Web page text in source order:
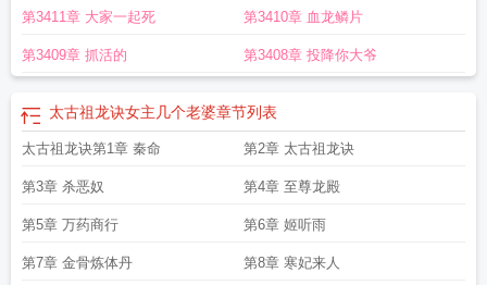
表太古祖龙诀百度百科 太古祖龙诀全文免费阅读无弹窗太古祖龙诀动漫免费观
炼等级划分 太古祖龙诀女主有几个 太古祖龙诀下书网太古祖龙诀秦命有几个女
人太古祖龙诀几个女主太古祖龙诀TXT电子书太古祖龙诀txt啃书阁太古祖龙
诀秦命境界划分太古祖龙诀凌千月结局太古祖龙诀 第1114章
沁结局如何太古祖龙诀TXT奇书网太古祖龙诀全文TXT太古祖龙诀修炼境界划
分太古祖龙诀TXT百度太古祖龙诀秦命母亲的身份太古祖龙诀秦命人物介绍大
全 太古祖龙诀笔趣阁 太古祖龙诀女主角有几个 太古祖龙诀凌千月
祖龙诀 辣条九重天
太古祖龙诀主角几个老婆
诀境界划分太古祖龙诀境界详细介绍 太古祖龙诀境界等级
第3411章 大家一起死 第3410章 血龙鳞片
第3409章 抓活的 第3408章 投降你大爷
太古祖龙诀女主几个老婆章节列表
太古祖龙诀第1章 秦命 第2章 太古祖龙诀
第3章 杀恶奴 第4章 至尊龙殿
第5章 万药商行 第6章 姬听雨
第7章 金骨炼体丹 第8章 寒妃来人